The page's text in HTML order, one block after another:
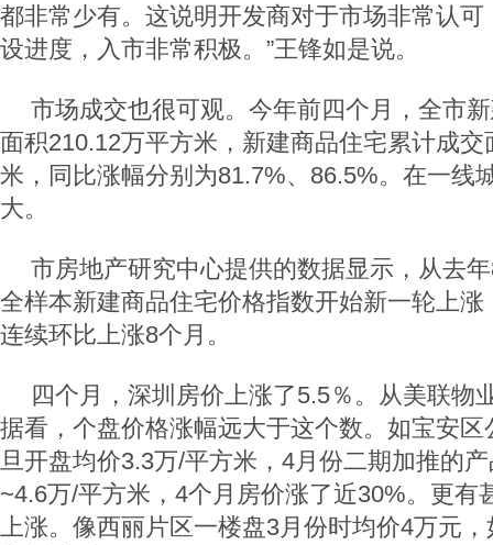
都非常少有。这说明开发商对于市场非常认
设进度，入市非常积极。”王锋如是说。
市场成交也很可观。今年前四个月，全市
面积210.12万平方米，新建商品住宅累计成交
米，同比涨幅分别为81.7%、86.5%。在一线
大。
市房地产研究中心提供的数据显示，从去
全样本新建商品住宅价格指数开始新一轮上
连续环比上涨8个月。
四个月，深圳房价上涨了5.5％。从美联物
据看，个盘价格涨幅远大于这个数。如宝安
旦开盘均价3.3万/平方米，4月份二期加推的
~4.6万/平方米，4个月房价涨了近30%。更有
上涨。像西丽片区一楼盘3月份时均价4万元